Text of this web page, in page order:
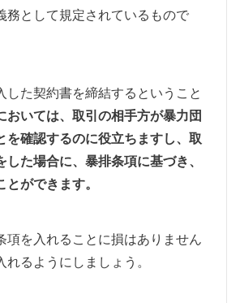
務として規定されているもので
た契約書を締結するということ
おいては、取引の相手方が暴力団
を確認するのに役立ちますし、取
した場合に、暴排条項に基づき、
ができます。
を入れることに損はありません
るようにしましょう。